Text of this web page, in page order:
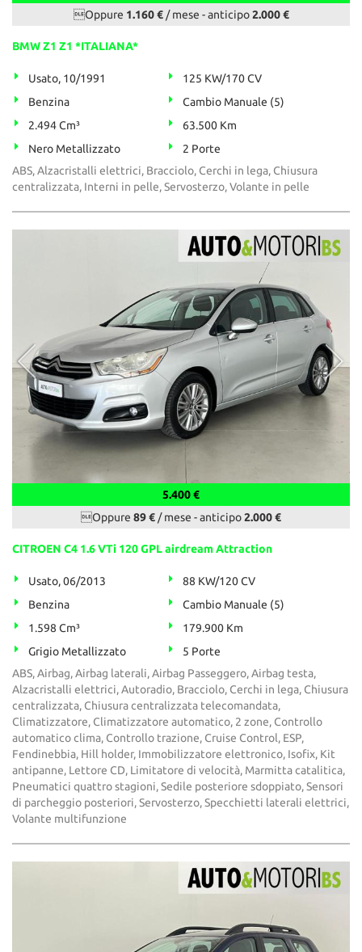
Oppure 1.160 €/ mese -anticipo2.000 €
BMW Z1 Z1 *ITALIANA*
Usato, 10/1991
125 KW/170 CV
Benzina
Cambio Manuale (5)
2.494 Cm³
63.500 Km
Nero Metallizzato
2 Porte
ABS, Alzacristalli elettrici, Bracciolo, Cerchi in lega, Chiusura
centralizzata, Interni in pelle, Servosterzo, Volante in pelle
5.400 €
Oppure 89 €/ mese -anticipo2.000 €
CITROEN C4 1.6 VTi 120 GPL airdream Attraction
Usato, 06/2013
88 KW/120 CV
Benzina
Cambio Manuale (5)
1.598 Cm³
179.900 Km
Grigio Metallizzato
5 Porte
ABS, Airbag, Airbag laterali, Airbag Passeggero, Airbag testa,
Alzacristalli elettrici, Autoradio, Bracciolo, Cerchi in lega, Chiusura
centralizzata, Chiusura centralizzata telecomandata,
Climatizzatore, Climatizzatore automatico, 2 zone, Controllo
automatico clima, Controllo trazione, Cruise Control, ESP,
Fendinebbia, Hill holder, Immobilizzatore elettronico, Isofix, Kit
antipanne, Lettore CD, Limitatore di velocità, Marmitta catalitica,
Pneumatici quattro stagioni, Sedile posteriore sdoppiato, Sensori
di parcheggio posteriori, Servosterzo, Specchietti laterali elettrici,
Volante multifunzione